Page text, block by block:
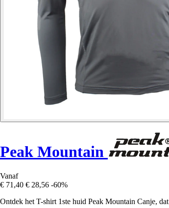
Peak Mountain
Vanaf
€ 71,40 € 28,56 -60%
Ontdek het T-shirt 1ste huid Peak Mountain Canje,